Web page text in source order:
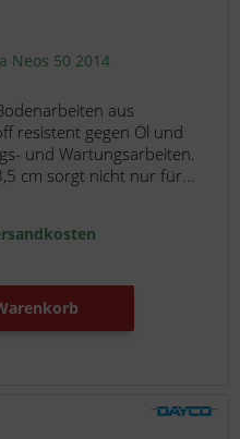
Neos 50 2014
aus
resistent gegen Öl und
und Wartungsarbeiten.
cm sorgt nicht nur für...